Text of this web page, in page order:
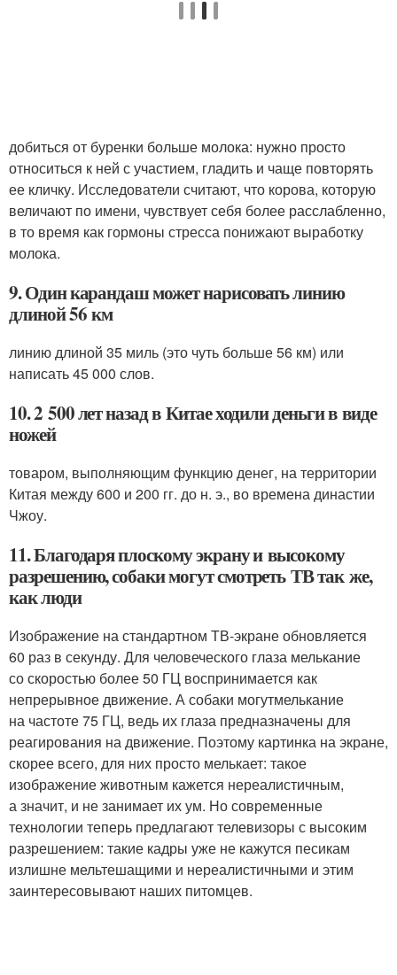
добиться от буренки больше молока: нужно просто
относиться к ней с участием, гладить и чаще повторять
ее кличку. Исследователи считают, что корова, которую
величают по имени, чувствует себя более расслабленно,
в то время как гормоны стресса понижают выработку
молока.
9. Один карандаш может нарисовать линию
длиной 56 км
линию длиной 35 миль (это чуть больше 56 км) или
написать 45 000 слов.
10. 2 500 лет назад в Китае ходили деньги в виде
ножей
товаром, выполняющим функцию денег, на территории
Китая между 600 и 200 гг. до н. э., во времена династии
Чжоу.
11. Благодаря плоскому экрану и высокому
разрешению, собаки могут смотреть ТВ так же,
как люди
Изображение на стандартном ТВ-экране обновляется
60 раз в секунду. Для человеческого глаза мелькание
со скоростью более 50 ГЦ воспринимается как
непрерывное движение. А собаки могутмелькание
на частоте 75 ГЦ, ведь их глаза предназначены для
реагирования на движение. Поэтому картинка на экране,
скорее всего, для них просто мелькает: такое
изображение животным кажется нереалистичным,
а значит, и не занимает их ум. Но современные
технологии теперь предлагают телевизоры с высоким
разрешением: такие кадры уже не кажутся песикам
излишне мельтешащими и нереалистичными и этим
заинтересовывают наших питомцев.